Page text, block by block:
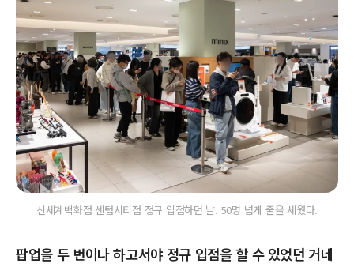
신세계백화점 센텀시티점 정규 입점하던 날. 50명 넘게 줄을 세웠다.
팝업을 두 번이나 하고서야 정규 입점을 할 수 있었던 거네